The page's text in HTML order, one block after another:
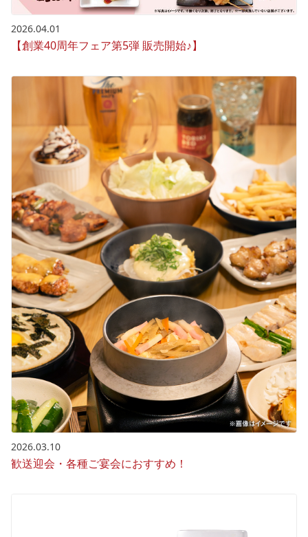
2026.04.01
【創業40周年フェア第5弾 販売開始♪】
2026.03.10
歓送迎会・各種ご宴会におすすめ！